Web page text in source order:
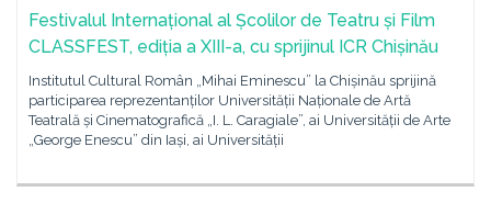
Festivalul Internațional al Școlilor de Teatru și Film
CLASSFEST, ediția a XIII-a, cu sprijinul ICR Chișinău
Institutul Cultural Român „Mihai Eminescu” la Chișinău sprijină
participarea reprezentanților Universității Naționale de Artă
Teatrală și Cinematografică „I. L. Caragiale”, ai Universității de Arte
„George Enescu” din Iași, ai Universității